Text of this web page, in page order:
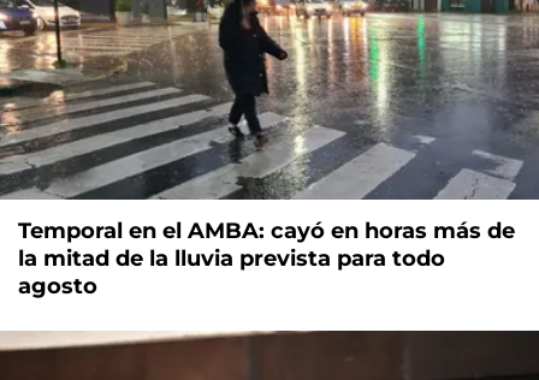
Temporal en el AMBA: cayó en horas más de
la mitad de la lluvia prevista para todo
agosto